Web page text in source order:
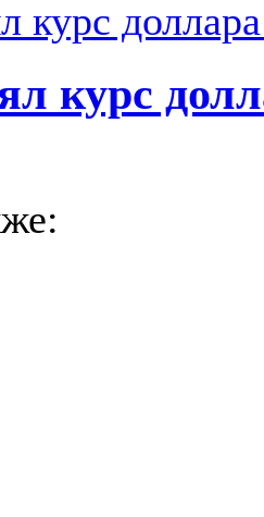
курс